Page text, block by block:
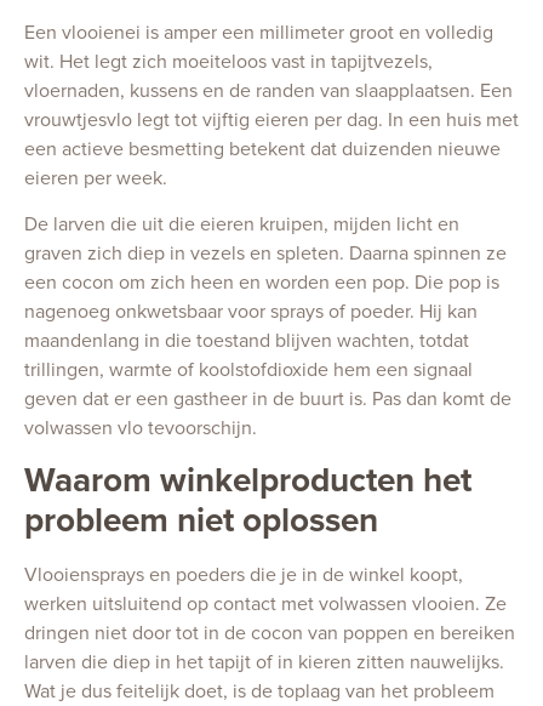
Een vlooienei is amper een millimeter groot en volledig
wit. Het legt zich moeiteloos vast in tapijtvezels,
vloernaden, kussens en de randen van slaapplaatsen. Een
vrouwtjesvlo legt tot vijftig eieren per dag. In een huis met
een actieve besmetting betekent dat duizenden nieuwe
eieren per week.
De larven die uit die eieren kruipen, mijden licht en
graven zich diep in vezels en spleten. Daarna spinnen ze
een cocon om zich heen en worden een pop. Die pop is
nagenoeg onkwetsbaar voor sprays of poeder. Hij kan
maandenlang in die toestand blijven wachten, totdat
trillingen, warmte of koolstofdioxide hem een signaal
geven dat er een gastheer in de buurt is. Pas dan komt de
volwassen vlo tevoorschijn.
Waarom winkelproducten het
probleem niet oplossen
Vlooiensprays en poeders die je in de winkel koopt,
werken uitsluitend op contact met volwassen vlooien. Ze
dringen niet door tot in de cocon van poppen en bereiken
larven die diep in het tapijt of in kieren zitten nauwelijks.
Wat je dus feitelijk doet, is de toplaag van het probleem